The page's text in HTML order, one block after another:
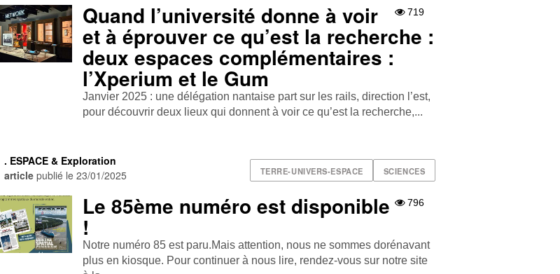
719
Quand l’université donne à voir
et à éprouver ce qu’est la recherche :
deux espaces complémentaires :
l’Xperium et le Gum
Janvier 2025 : une délégation nantaise part sur les rails, direction l’est,
pour découvrir deux lieux qui donnent à voir ce qu’est la recherche,...
TERRE-UNIVERS-ESPACE SCIENCES
. ESPACE & Exploration
article publié le23/01/2025
796
Le 85ème numéro est disponible
!
Notre numéro 85 est paru. Mais attention, nous ne sommes dorénavant
plus en kiosque. Pour continuer à nous lire, rendez-vous sur notre site